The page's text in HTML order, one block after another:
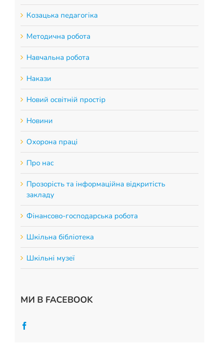
Козацька педагогіка
Методична робота
Навчальна робота
Накази
Новий освітній простір
Новини
Охорона праці
Про нас
Прозорість та інформаційна відкритість
закладу
Фінансово-господарська робота
Шкільна бібліотека
Шкільні музеї
МИ В FACEBOOK